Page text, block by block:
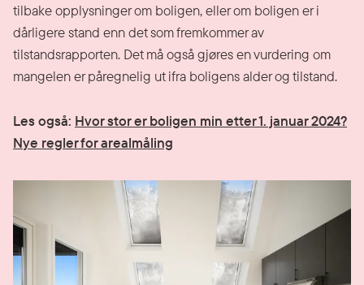
tilbake opplysninger om boligen, eller om boligen er i
dårligere stand enn det som fremkommer av
tilstandsrapporten. Det må også gjøres en vurdering om
mangelen er påregnelig ut ifra boligens alder og tilstand.
Les også: Hvor stor er boligen min etter 1. januar 2024?
Nye regler for arealmåling